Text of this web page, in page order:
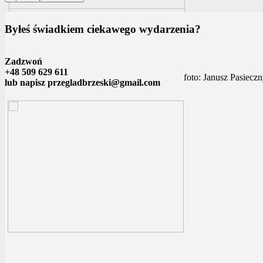
Byłeś świadkiem ciekawego wydarzenia?
Zadzwoń
+48 509 629 611
lub napisz przegladbrzeski@gmail.com
foto: Janusz